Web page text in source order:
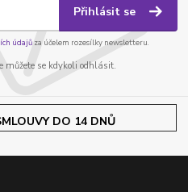
Přihlásit se
údajůza účelem rozesílky newsletteru.
můžete se kdykoli odhlásit.
DO 14 DNŮ